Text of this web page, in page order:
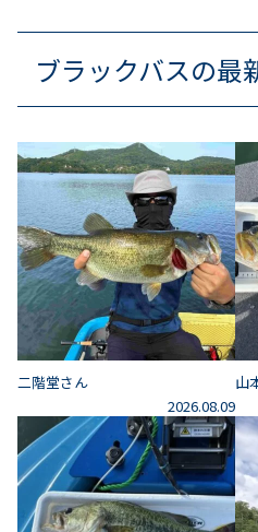
ブラックバスの最
二階堂さん
2026.08.09
山